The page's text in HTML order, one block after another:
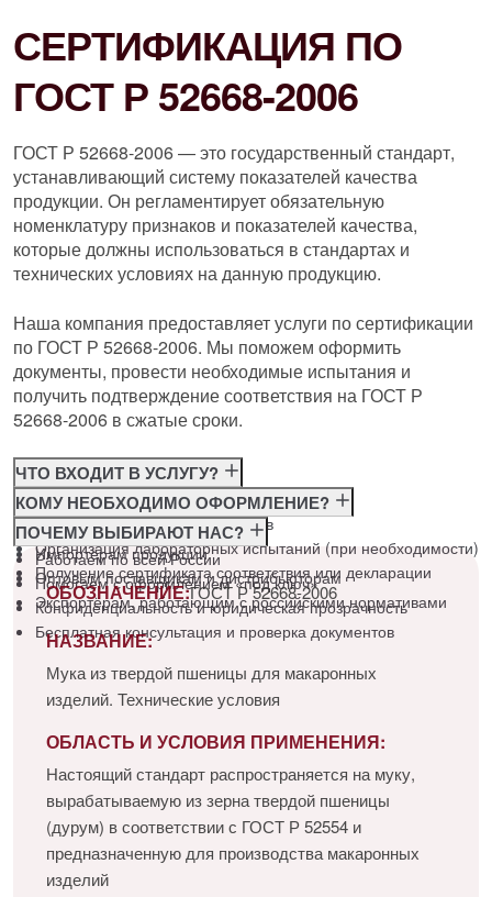
СЕРТИФИКАЦИЯ ПО
ГОСТ Р 52668-2006
ГОСТ Р 52668-2006 — это государственный стандарт,
устанавливающий систему показателей качества
продукции. Он регламентирует обязательную
номенклатуру признаков и показателей качества,
которые должны использоваться в стандартах и
технических условиях на данную продукцию.
Наша компания предоставляет услуги по сертификации
по ГОСТ Р 52668-2006. Мы поможем оформить
документы, провести необходимые испытания и
получить подтверждение соответствия на ГОСТ Р
52668-2006 в сжатые сроки.
ЧТО ВХОДИТ В УСЛУГУ?
Консультация по требованиям ГОСТ
Подготовка и подача документов
Организация лабораторных испытаний (при необходимости)
Получение сертификата соответствия или декларации
КОМУ НЕОБХОДИМО ОФОРМЛЕНИЕ?
Производителям
Импортёрам продукции
Оптовым поставщикам и дистрибьюторам
Экспортёрам, работающим с российскими нормативами
ПОЧЕМУ ВЫБИРАЮТ НАС?
Работаем по всей России
Помогаем с оформлением «под ключ»
Конфиденциальность и юридическая прозрачность
Бесплатная консультация и проверка документов
ОБОЗНАЧЕНИЕ:ГОСТ Р 52668-2006
НАЗВАНИЕ:
Мука из твердой пшеницы для макаронных
изделий. Технические условия
ОБЛАСТЬ И УСЛОВИЯ ПРИМЕНЕНИЯ:
Настоящий стандарт распространяется на муку,
вырабатываемую из зерна твердой пшеницы
(дурум) в соответствии с ГОСТ Р 52554 и
предназначенную для производства макаронных
изделий